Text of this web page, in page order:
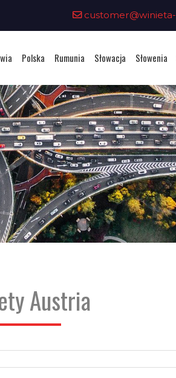
Polska Rumunia Słowacja Słowenia
Austria